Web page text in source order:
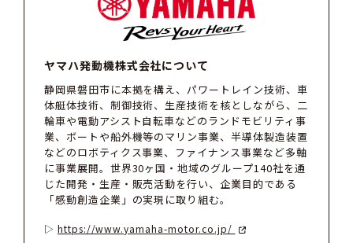
ヤマハ発動機株式会社について
静岡県磐田市に本拠を構え、パワートレイン技術、車
体艇体技術、制御技術、生産技術を核としながら、二
輪車や電動アシスト自転車などのランドモビリティ事
業、ボートや船外機等のマリン事業、半導体製造装置
などのロボティクス事業、ファイナンス事業など多軸
に事業展開。世界30ヶ国・地域のグループ140社を通
じた開発・生産・販売活動を行い、企業目的である
「感動創造企業」の実現に取り組む。
https://www.yamaha-motor.co.jp/